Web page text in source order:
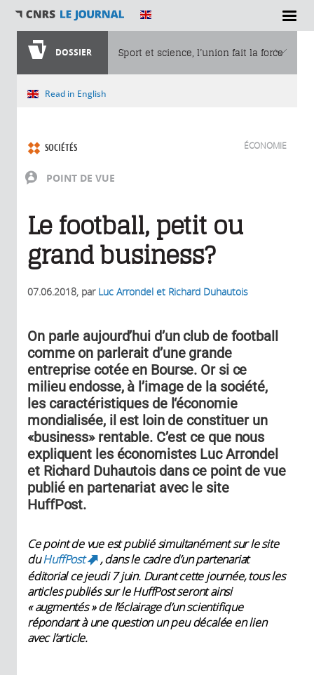
DOSSIER Sport et science, l’union fait la force
Vous êtes ici
Read in English
POINT DE VUE
SOCIÉTÉS ÉCONOMIE
Le football, petit ou
grand business?
07.06.2018, par Luc Arrondel et Richard Duhautois
On parle aujourd’hui d’un club de football
comme on parlerait d’une grande
entreprise cotée en Bourse. Or si ce
milieu endosse, à l’image de la société,
les caractéristiques de l‘économie
mondialisée, il est loin de constituer un
«business» rentable. C’est ce que nous
expliquent les économistes Luc Arrondel
et Richard Duhautois dans ce point de vue
publié en partenariat avec le site
HuffPost.
Ce point de vue est publié simultanément sur le site
duHuffPost (link is external)
, dans le cadre d’un partenariat
éditorial ce jeudi 7 juin. Durant cette journée, tous les
articles publiés sur le HuffPost seront ainsi
« augmentés » de l’éclairage d’un scientifique
répondant à une question un peu décalée en lien
avec l’article.